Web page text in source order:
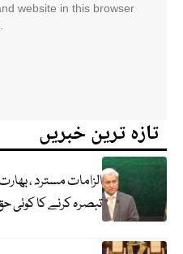
website in this browser
تازہ ترین خبریں
الزامات مسترد ،
تبصرہ کرنے کا کوئی